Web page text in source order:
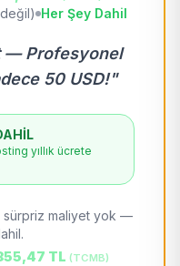
Her Şey Dahil
— Profesyonel
50 USD!"
yıllık ücrete
sürpriz maliyet yok —
TL (TCMB)